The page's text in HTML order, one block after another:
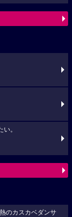
。
のカスカベダンサ